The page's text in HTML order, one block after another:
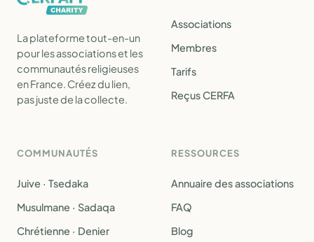
La plateforme tout-en-un
pour les associations et les
communautés religieuses
en France. Créez du lien,
pas juste de la collecte.
Associations
Membres
Tarifs
Reçus CERFA
COMMUNAUTÉS
Juive · Tsedaka
Musulmane · Sadaqa
Chrétienne · Denier
RESSOURCES
Annuaire des associations
FAQ
Blog